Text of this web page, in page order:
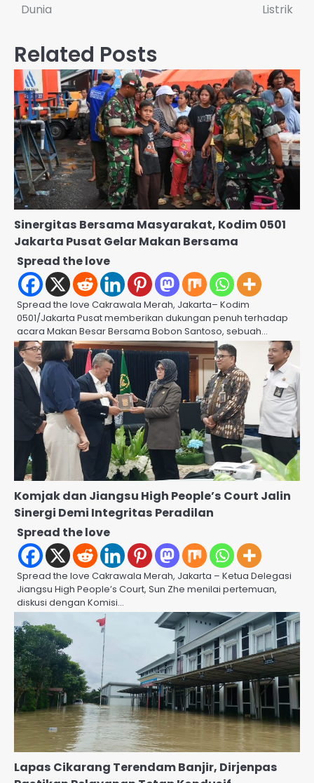
Dunia
Listrik
Related Posts
Sinergitas Bersama Masyarakat, Kodim 0501
Jakarta Pusat Gelar Makan Bersama
Spread the love
Spread the love Cakrawala Merah, Jakarta– Kodim
0501/Jakarta Pusat memberikan dukungan penuh terhadap
acara Makan Besar Bersama Bobon Santoso, sebuah…
Komjak dan Jiangsu High People’s Court Jalin
Sinergi Demi Integritas Peradilan
Spread the love
Spread the love Cakrawala Merah, Jakarta – Ketua Delegasi
Jiangsu High People’s Court, Sun Zhe menilai pertemuan,
diskusi dengan Komisi…
Lapas Cikarang Terendam Banjir, Dirjenpas